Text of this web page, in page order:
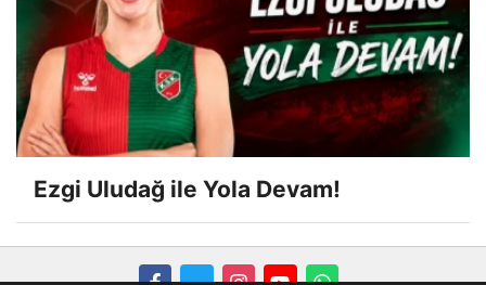
Ezgi Uludağ ile Yola Devam!